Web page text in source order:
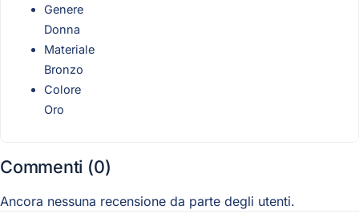
Genere
Donna
Materiale
Bronzo
Colore
Oro
Commenti (0)
Ancora nessuna recensione da parte degli utenti.